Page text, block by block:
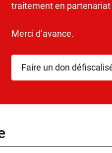
traitement en partenariat
Merci d’avance.
Faire un don